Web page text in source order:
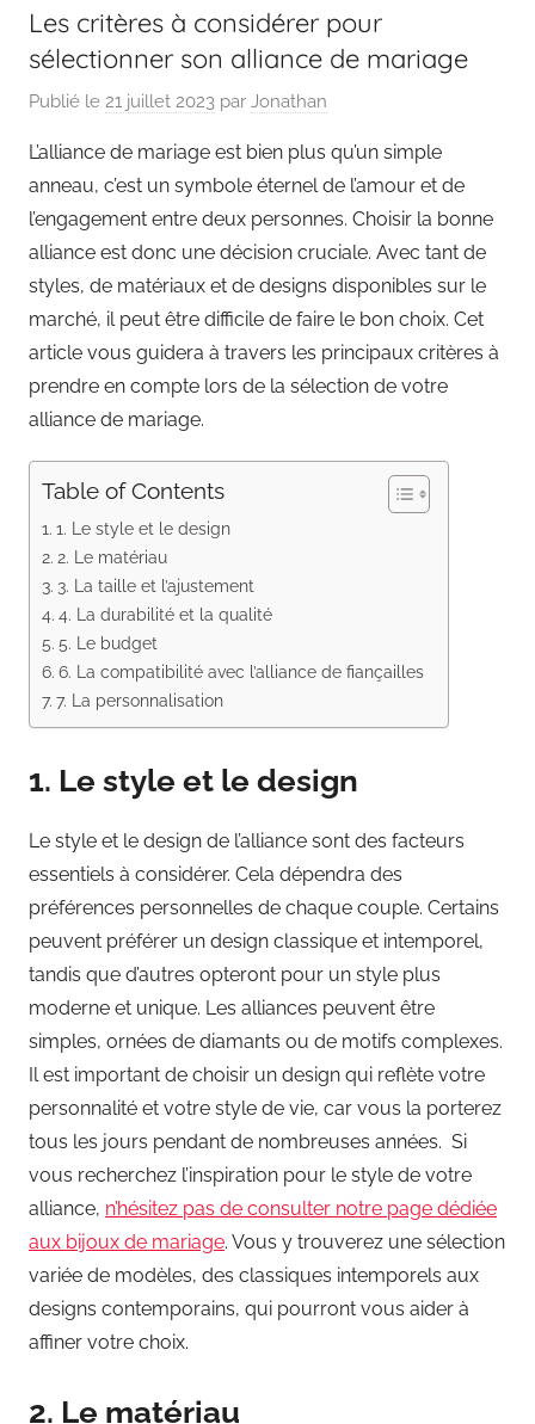
Les critères à considérer pour
sélectionner son alliance de mariage
Publié le 21 juillet 2023 par Jonathan
L’alliance de mariage est bien plus qu’un simple
anneau, c’est un symbole éternel de l’amour et de
l’engagement entre deux personnes. Choisir la bonne
alliance est donc une décision cruciale. Avec tant de
styles, de matériaux et de designs disponibles sur le
marché, il peut être difficile de faire le bon choix. Cet
article vous guidera à travers les principaux critères à
prendre en compte lors de la sélection de votre
alliance de mariage.
Table of Contents
1. Le style et le design
2. Le matériau
3. La taille et l’ajustement
4. La durabilité et la qualité
5. Le budget
6. La compatibilité avec l’alliance de fiançailles
7. La personnalisation
1. Le style et le design
Le style et le design de l’alliance sont des facteurs
essentiels à considérer. Cela dépendra des
préférences personnelles de chaque couple. Certains
peuvent préférer un design classique et intemporel,
tandis que d’autres opteront pour un style plus
moderne et unique. Les alliances peuvent être
simples, ornées de diamants ou de motifs complexes.
Il est important de choisir un design qui reflète votre
personnalité et votre style de vie, car vous la porterez
tous les jours pendant de nombreuses années. Si
vous recherchez l’inspiration pour le style de votre
alliance, n’hésitez pas de consulter notre page dédiée
aux bijoux de mariage. Vous y trouverez une sélection
variée de modèles, des classiques intemporels aux
designs contemporains, qui pourront vous aider à
affiner votre choix.
2. Le matériau